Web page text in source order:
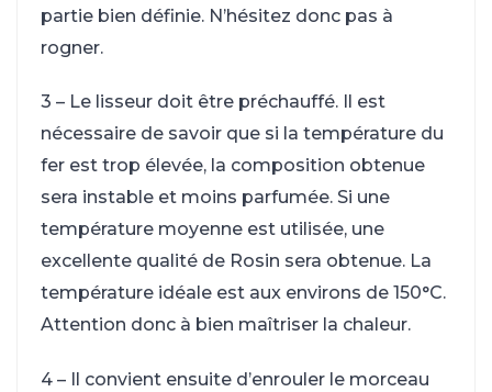
partie bien définie. N’hésitez donc pas à
rogner.
3 – Le lisseur doit être préchauffé. Il est
nécessaire de savoir que si la température du
fer est trop élevée, la composition obtenue
sera instable et moins parfumée. Si une
température moyenne est utilisée, une
excellente qualité de Rosin sera obtenue. La
température idéale est aux environs de 150°C.
Attention donc à bien maîtriser la chaleur.
4 – Il convient ensuite d’enrouler le morceau